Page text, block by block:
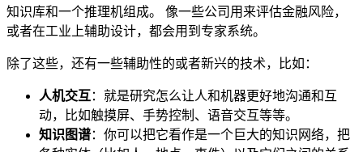
知识库和一个推理机组成。 像一些公司用来评估金融风险，
或者在工业上辅助设计，都会用到专家系统。
除了这些，还有一些辅助性的或者新兴的技术，比如：
人机交互 ：就是研究怎么让人和机器更好地沟通和互
动，比如触摸屏、手势控制、语音交互等等。
知识图谱：你可以把它看作是一个巨大的知识网络，把